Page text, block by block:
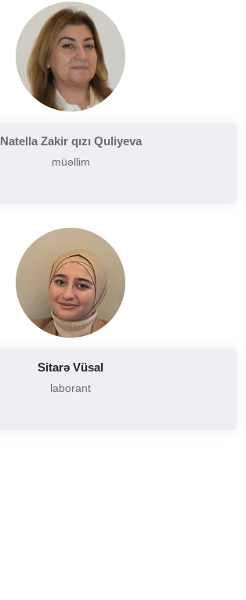
Natella Zakir qızı Quliyeva
müəllim
Sitarə Vüsal
laborant